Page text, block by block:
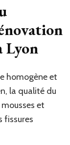
Lyon
homogène et
la qualité du
et
fissures